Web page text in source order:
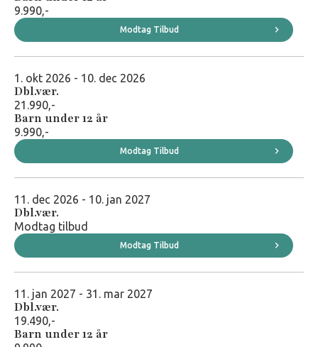
Sugar Beach Mauritiuser stedet, hvor hver dag føles
som den bedste dag på ferien – og hvor minderne varer
Besøg hotellets hjemmeside
9.990,-
Modtag Tilbud
1. okt 2026 - 10. dec 2026
Dbl.vær.
21.990,-
Barn under 12 år
9.990,-
Modtag Tilbud
11. dec 2026 - 10. jan 2027
Dbl.vær.
Modtag tilbud
Modtag Tilbud
11. jan 2027 - 31. mar 2027
Dbl.vær.
19.490,-
Barn under 12 år